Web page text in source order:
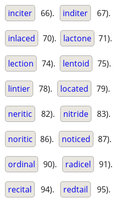
inciter 66). inditer 67).
inlaced 70). lactone 71).
lection 74). lentoid 75).
lintier 78). located 79).
neritic 82). nitride 83).
noritic 86). noticed 87).
ordinal 90). radicel 91).
recital 94). redtail 95).